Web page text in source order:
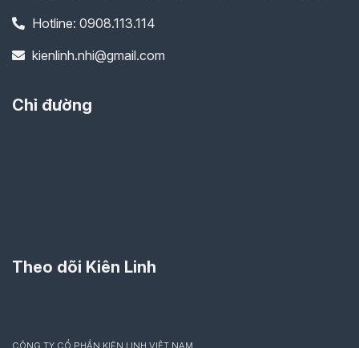
Hotline: 0908.113.114
kienlinh.nhi@gmail.com
Chỉ đường
Theo dõi Kiên Linh
CÔNG TY CỔ PHẦN KIÊN LINH VIỆT NAM